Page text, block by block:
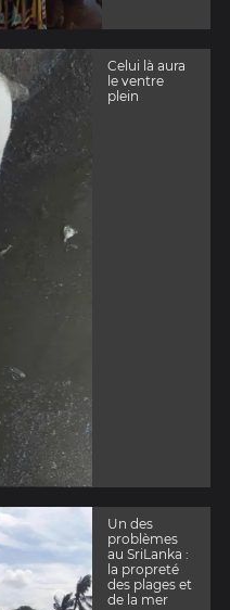
Celui là aura
le ventre
plein
Un des
problèmes
au SriLanka :
la propreté
des plages et
de la mer